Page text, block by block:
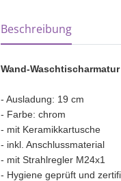
weitere Registerkarten
Beschreibung
Wand-
- Ausladung: 19 cm
- Farbe: chrom
- mit Keramikkartusche
- inkl. Anschlussmaterial
- mit Strahlregler M24x1
- Hygiene geprüft und